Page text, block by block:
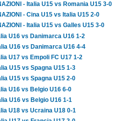
- Italia U15 vs Romania U15 3-0
- Cina U15 vs Italia U15 2-0
- Italia U15 vs Galles U15 3-0
U16 vs Danimarca U16 1-2
U16 vs Danimarca U16 4-4
U17 vs Empoli FC U17 1-2
U15 vs Spagna U15 1-3
U15 vs Spagna U15 2-0
U16 vs Belgio U16 6-0
U16 vs Belgio U16 1-1
U18 vs Ucraina U18 0-1